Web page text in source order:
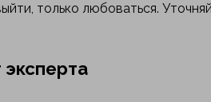
только любоваться.